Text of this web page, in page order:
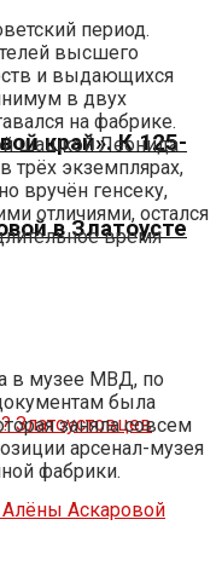
край». К 125-
в Златоусте
период.
высшего
и выдающихся
в двух
на фабрике.
шашкой Леонида
трёх экземплярах,
вручён генсеку,
отличиями, остался
время
в музее МВД, по
была
заняла совсем
арсенал-музея
фабрики.